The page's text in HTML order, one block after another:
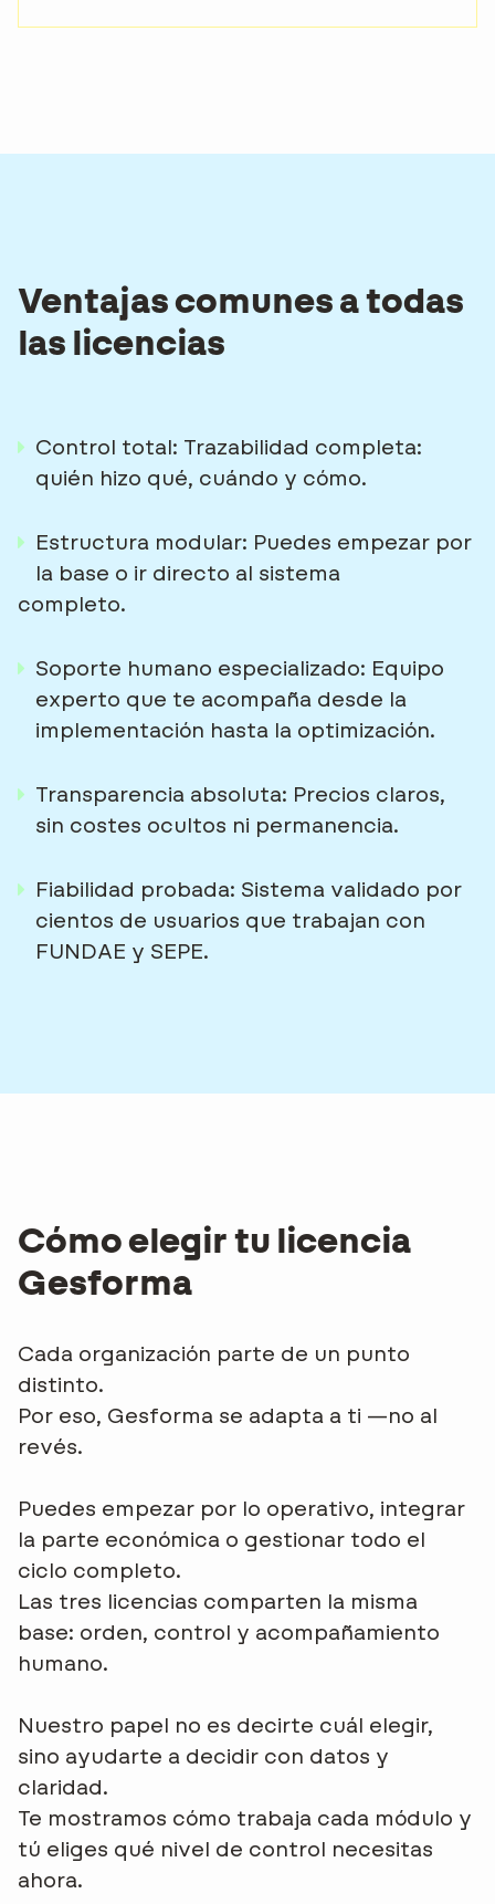
PROGRAMA
MEJORAS
BLOG
Ventajas comunes a todas
las licencias
Control total: Trazabilidad completa:
quién hizo qué, cuándo y cómo.
Estructura modular: Puedes empezar por
la base o ir directo al sistema
completo.
Soporte humano especializado: Equipo
experto que te acompaña desde la
implementación hasta la optimización.
Transparencia absoluta: Precios claros,
sin costes ocultos ni permanencia.
Fiabilidad probada: Sistema validado por
cientos de usuarios que trabajan con
FUNDAE y SEPE.
Cómo elegir tu licencia
Gesforma
Cada organización parte de un punto
distinto.
Por eso, Gesforma se adapta a ti —no al
revés.
Puedes empezar por lo operativo, integrar
la parte económica o gestionar todo el
ciclo completo.
Las tres licencias comparten la misma
base: orden, control y acompañamiento
humano.
Nuestro papel no es decirte cuál elegir,
sino ayudarte a decidir con datos y
claridad.
Te mostramos cómo trabaja cada módulo y
tú eliges qué nivel de control necesitas
ahora.